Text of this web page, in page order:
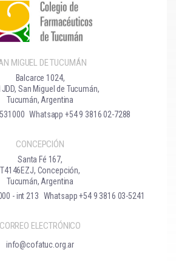
MIGUEL DE TUCUMÁN
Balcarce 1024,
San Miguel de Tucumán,
Tucumán, Argentina
Whatsapp +54 9 3816 02-7288
CONCEPCIÓN
Santa Fé 167,
T4146EZJ, Concepción,
Tucumán, Argentina
- int 213 Whatsapp +54 9 3816 03-5241
CORREO ELECTRÓNICO
info@cofatuc.org.ar